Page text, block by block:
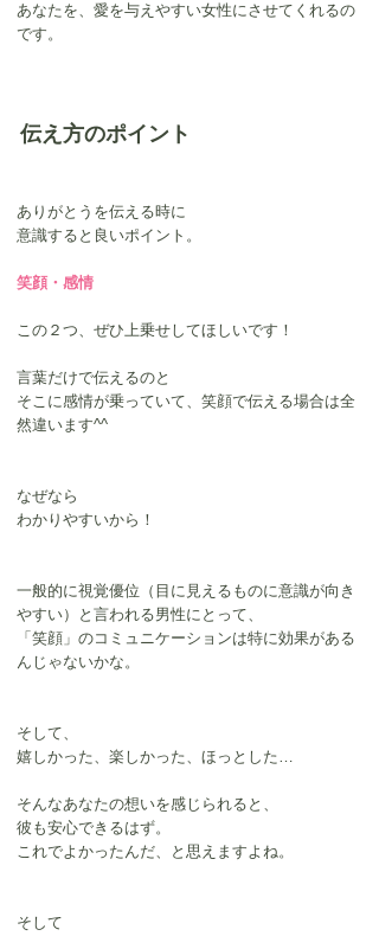
あなたを、愛を与えやすい女性にさせてくれるの
です。
伝え方のポイント
ありがとうを伝える時に
意識すると良いポイント。
笑顔・感情
この２つ、ぜひ上乗せしてほしいです！
言葉だけで伝えるのと
そこに感情が乗っていて、笑顔で伝える場合は全
然違います^^
なぜなら
わかりやすいから！
一般的に視覚優位（目に見えるものに意識が向き
やすい）と言われる男性にとって、
「笑顔」のコミュニケーションは特に効果がある
んじゃないかな。
そして、
嬉しかった、楽しかった、ほっとした…
そんなあなたの想いを感じられると、
彼も安心できるはず。
これでよかったんだ、と思えますよね。
そして